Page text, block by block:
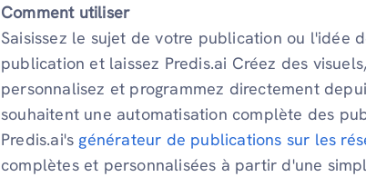
Comment utiliser
Saisissez le sujet de votre publication ou l'idée
publication et laissez Predis.ai Créez des
personnalisez et programmez directement
souhaitent une automatisation complète des
Predis.ai's générateur de publications sur les
complètes et personnalisées à partir d'une